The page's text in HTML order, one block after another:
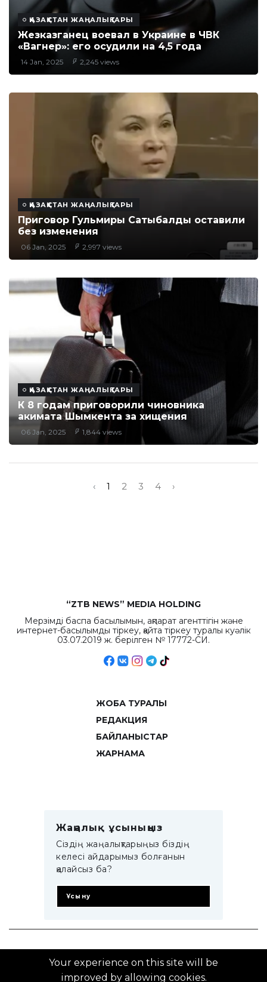
ҚАЗАҚСТАН ЖАҢАЛЫҚТАРЫ
Жезказганец воевал в Украине в ЧВК
«Вагнер»: его осудили на 4,5 года
14 Jan, 2025 2,245 views
ҚАЗАҚСТАН ЖАҢАЛЫҚТАРЫ
Приговор Гульмиры Сатыбалды оставили
без изменения
06 Jan, 2025 2,997 views
ҚАЗАҚСТАН ЖАҢАЛЫҚТАРЫ
К 8 годам приговорили чиновника
акимата Шымкента за хищения
06 Jan, 2025 1,844 views
‹ 1 2 3 4 ›
“ZTB NEWS” MEDIA HOLDING
Мерзімді баспа басылымын, ақпарат агенттігін және
интернет-басылымды тіркеу, қайта тіркеу туралы куәлік
03.07.2019 ж. берілген № 17772-СИ.
ЖОБА ТУРАЛЫ
РЕДАКЦИЯ
БАЙЛАНЫСТАР
ЖАРНАМА
Жаңалық ұсыныңыз
Сіздің жаңалықтарыңыз біздің
келесі айдарымыз болғанын
қалайсыз ба?
Ұсыну
© 2014–2025 ZTB.KZ
Your experience on this site will be
improved by allowing cookies.